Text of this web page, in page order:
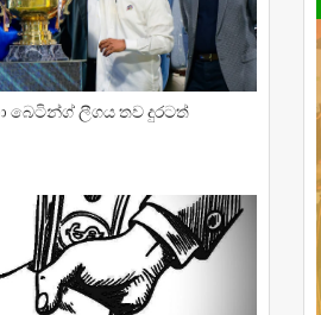
බෙටින්ග් ලීගය තව දුරටත්